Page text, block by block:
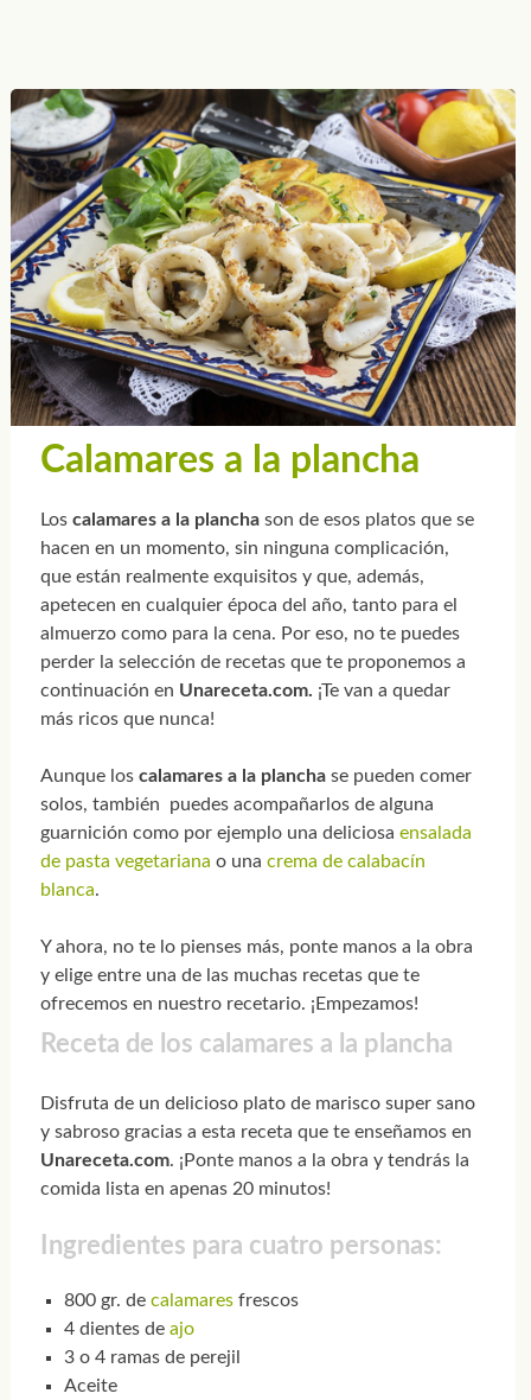
Calamares a la plancha
Loscalamares a la planchason de esos platos que se
hacen en un momento, sin ninguna complicación,
que están realmente exquisitos y que, además,
apetecen en cualquier época del año, tanto para el
almuerzo como para la cena. Por eso, no te puedes
perder la selección de recetas que te proponemos a
continuación en Unareceta.com. ¡Te van a quedar
más ricos que nunca!
Aunque los calamares a la planchase pueden comer
solos, también puedes acompañarlos de alguna
guarnición como por ejemplo una deliciosa ensalada
de pasta vegetariana o una crema de calabacín
blanca.
Y ahora, no te lo pienses más, ponte manos a la obra
y elige entre una de las muchas recetas que te
ofrecemos en nuestro recetario. ¡Empezamos!
Receta de los calamares a la plancha
Disfruta de un delicioso plato de marisco super sano
y sabroso gracias a esta receta que te enseñamos en
Unareceta.com. ¡Ponte manos a la obra y tendrás la
comida lista en apenas 20 minutos!
Ingredientes para cuatro personas:
800 gr. de calamaresfrescos
4 dientes de ajo
3 o 4 ramas de perejil
Aceite